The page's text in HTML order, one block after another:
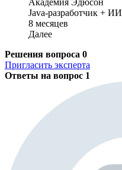
Академия Эдюсон
Java-разработчик + ИИ
8 месяцев
Далее
Решения вопроса 0
Пригласить эксперта
Ответы на вопрос 1